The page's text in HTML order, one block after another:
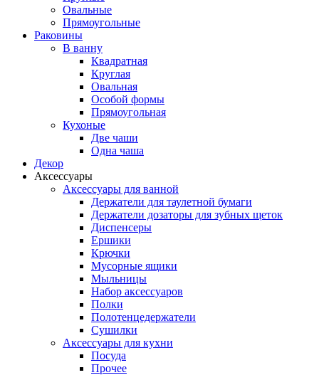
Овальные
Прямоугольные
Раковины
В ванну
Квадратная
Круглая
Овальная
Особой формы
Прямоугольная
Кухоные
Две чаши
Одна чаша
Декор
Аксессуары
Аксессуары для ванной
Держатели для таулетной бумаги
Держатели дозаторы для зубных щеток
Диспенсеры
Ершики
Крючки
Мусорные ящики
Мыльницы
Набор аксессуаров
Полки
Полотенцедержатели
Сушилки
Аксессуары для кухни
Посуда
Прочее